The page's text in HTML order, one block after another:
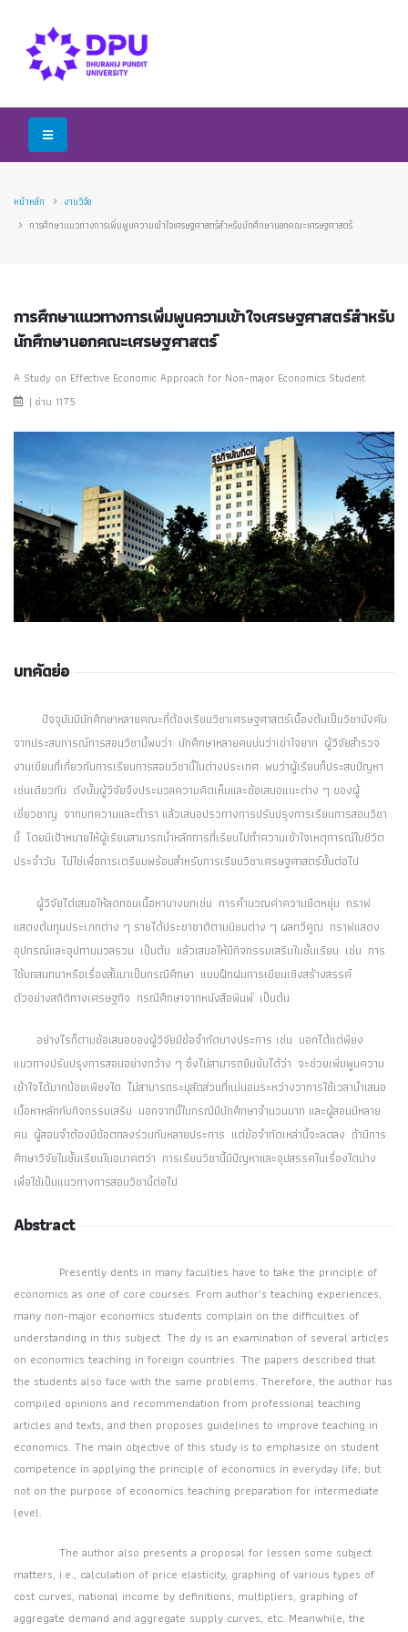
หน้าหลัก
งานวิจัย
การศึกษาแนวทางการเพิ่มพูนความเข้าใจเศรษฐศาสตร์สำหรับนักศึกษานอกคณะเศรษฐศาสตร์
การศึกษาแนวทางการเพิ่มพูนความเข้าใจเศรษฐศาสตร์สำหรับ
นักศึกษานอกคณะเศรษฐศาสตร์
A Study on Effective Economic Approach for Non–major Economics Student
| อ่าน 1175
บทคัดย่อ
ปัจจุบันมีนักศึกษาหลายคณะที่ต้องเรียนวิชาเศรษฐศาสตร์เบื้องต้นเป็นวิชาบังคับ
จากประสบการณ์การสอนวิชานี้พบว่า นักศึกษาหลายคนบ่นว่าเข่าใจยาก ผู้วิจัยสำรวจ
งานเขียนที่เกี่ยวกับการเรียนการสอนวิชานี้ในต่างประเทศ พบว่าผู้เรียนก็ประสบปัญหา
เช่นเดียวกัน ดังนั้นผู้วิจัยจึงประมวลความคิดเห็นและข้อเสนอแนะต่าง ๆ ของผู้
เชี่ยวชาญ จากบทความและตำรา แล้วเสนอปรวทางการปรับปรุงการเรียนการสอนวิชา
นี้ โดยมีเป้าหมายให้ผู้เรียนสามารถนำหลักการที่เรียนไปทำความเข้าใจเหตุการณ์ในชีวิต
ประจำวัน ไม่ใช่เพื่อการเตรียมพร้อมสำหรับการเรียนวิชาเศรษฐศาสตร์ขั้นต่อไป
ผู้วิจัยได่เสนอให้ลดทอนเนื้อหาบางบทเช่น การคำนวณค่าความยืดหยุ่น กราฟ
แสดงต้นทุนประเภทต่าง ๆ รายได้ประชาชาติตามนิยมต่าง ๆ ผลทวีคูณ กราฟแสดง
อุปกรณ์และอุปทานมวลรวม เป็นต้น แล้วเสนอให้มีกิจกรรมเสริมในชั้นเรียน เช่น การ
ใช้บทสนทนาหรือเรื่องสั้นมาเป็นกรณีศึกษา แบบฝึกฝนการเขียนเชิงสร้างสรรค์
ตัวอย่างสถิติทางเศรษฐกิจ กรณีศึกษาจากหนังสือพิมพ์ เป็นต้น
อย่างไรก็ตามข้อเสนอของผู้วิจัยมีข้อจำกัดบางประการ เช่น บอกได้แต่พียง
แนวทางปรับปรุงการสอนอย่างกว้าง ๆ ซึ่งไม่สามารถยืนย้นได้ว่า จะช่วยเพิ่มพูนความ
เข้าใจได้มากน้อยเพียงใด ไม่สามารถระบุสัดส่วนที่แน่นอนระหว่างวาการใช้เวลานำเสนอ
เนื้อหาหลักกับกิจกรรมเสริม นอกจากนี้ในกรณีมีนักศึกษาจำนวนมาก และผู้สอนมีหลาย
คน ผู้สอนจำต้องมีข้อตกลงร่วมกันหลายประการ แต่ข้อจำกัดเหล่านี้จะลดลง ถ้ามีการ
ศึกษาวิจัยในชั้นเรียนในอนาคตว่า การเรียนวิชานี้มีปัญหาและอุปสรรคในเรื่องใดบ่าง
เพื่อใช้เป็นแนวทางการสอนวิชานี้ต่อไป
Abstract
Presently dents in many faculties have to take the principle of
economics as one of core courses. From author's teaching experiences,
many non-major economics students complain on the difficulties of
understanding in this subject. The dy is an examination of several articles
on economics teaching in foreign countries. The papers described that
the students also face with the same problems. Therefore, the author has
compiled opinions and recommendation from professional teaching
articles and texts, and then proposes guidelines to improve teaching in
economics. The main objective of this study is to emphasize on student
competence in applying the principle of economics in everyday life, but
not on the purpose of economics teaching preparation for intermediate
level.
The author also presents a proposal for lessen some subject
matters, i.e., calculation of price elasticity, graphing of various types of
cost curves, national income by definitions, multipliers, graphing of
aggregate demand and aggregate supply curves, etc. Meanwhile, the